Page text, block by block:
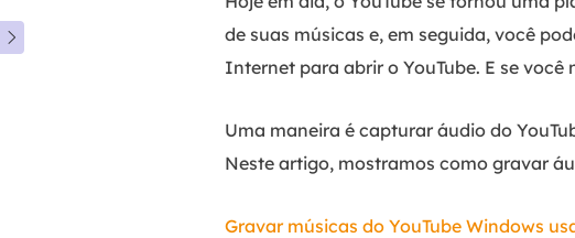

de suas músicas e, em seguida, você
Internet para abrir o YouTube. E se
Uma maneira é capturar áudio do
Neste artigo, mostramos como gravar
Gravar músicas do YouTube Windows